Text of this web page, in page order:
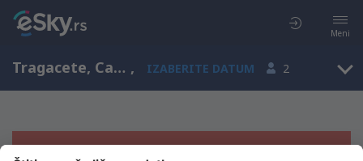
Meni
Tragacete, Castile-La Mancha, Španija , IZABERITE DATUM 2